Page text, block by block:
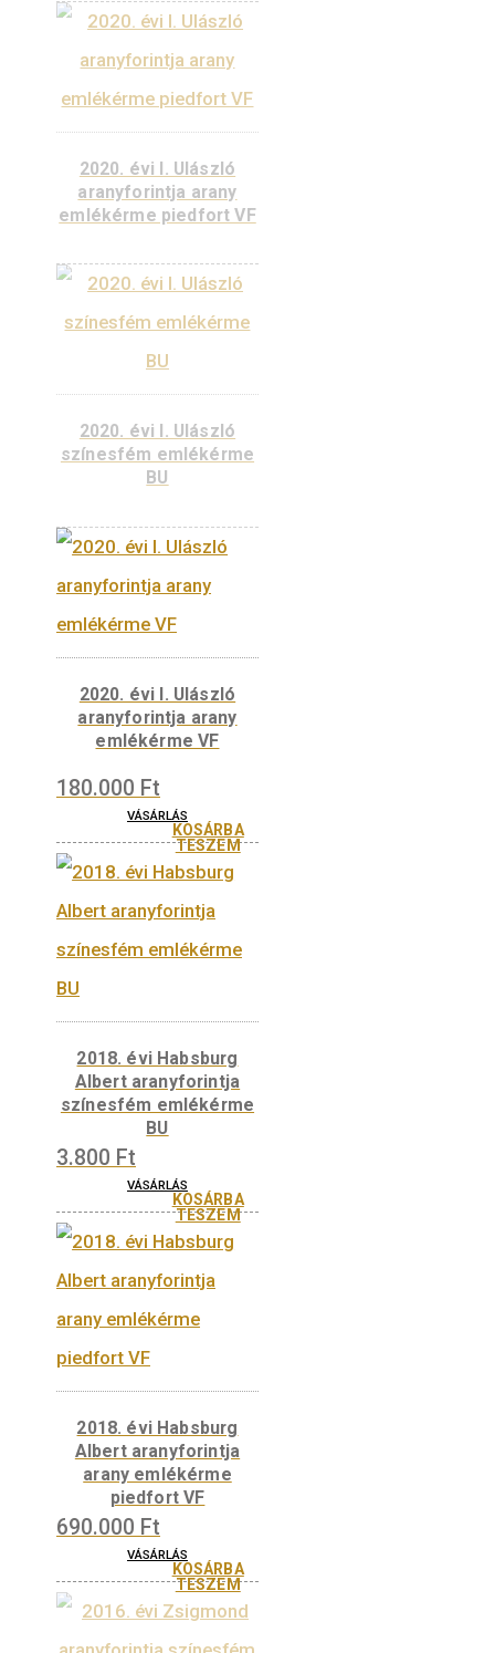
arany emlékérme
2022. évi Hunyadi
János aranyforintja
arany emlékérme VF
ÉRTESÍTŐT KÉREK
2022. évi Hunyadi
BU
2020. évi I. Ulászló
aranyforintja arany
emlékérme piedfort VF
2020. évi I. Ulászló
színesfém emlékérme
BU
2020. évi I. Ulászló
aranyforintja arany
emlékérme VF